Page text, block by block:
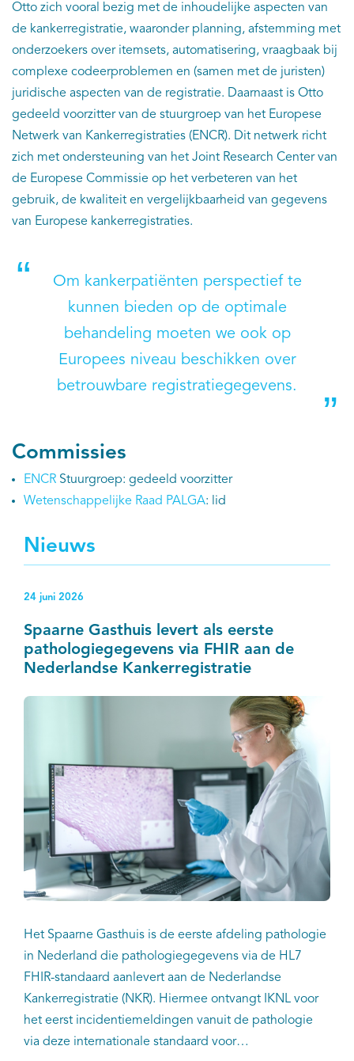
Otto zich vooral bezig met de inhoudelijke aspecten van
de kankerregistratie, waaronder planning, afstemming met
onderzoekers over itemsets, automatisering, vraagbaak bij
complexe codeerproblemen en (samen met de juristen)
juridische aspecten van de registratie. Daarnaast is Otto
gedeeld voorzitter van de stuurgroep van het Europese
Netwerk van Kankerregistraties (ENCR). Dit netwerk richt
zich met ondersteuning van het Joint Research Center van
de Europese Commissie op het verbeteren van het
gebruik, de kwaliteit en vergelijkbaarheid van gegevens
van Europese kankerregistraties.
Om kankerpatiënten perspectief te
kunnen bieden op de optimale
behandeling moeten we ook op
Europees niveau beschikken over
betrouwbare registratiegegevens.
Commissies
ENCR Stuurgroep: gedeeld voorzitter
Wetenschappelijke Raad PALGA: lid
Nieuws
24 juni 2026
Spaarne Gasthuis levert als eerste
pathologiegegevens via FHIR aan de
Nederlandse Kankerregistratie
Het Spaarne Gasthuis is de eerste afdeling pathologie
in Nederland die pathologiegegevens via de HL7
FHIR-standaard aanlevert aan de Nederlandse
Kankerregistratie (NKR). Hiermee ontvangt IKNL voor
het eerst incidentiemeldingen vanuit de pathologie
via deze internationale standaard voor